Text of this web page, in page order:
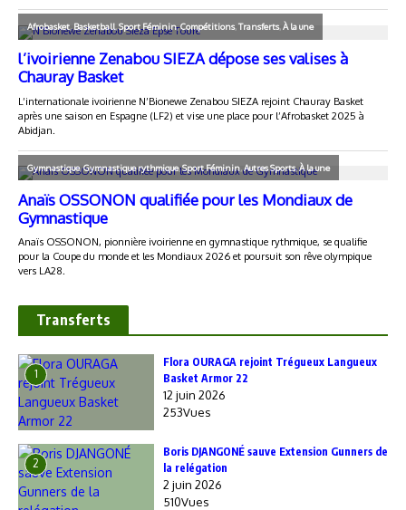
Transferts
1
Flora OURAGA rejoint Trégueux Langueux
Basket Armor 22
12 juin 2026
253Vues
2
Boris DJANGONÉ sauve Extension Gunners de
la relégation
2 juin 2026
510Vues